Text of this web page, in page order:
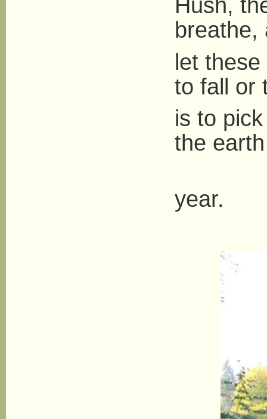
Hush,
breathe,
let
to fall or
is to
the
year.